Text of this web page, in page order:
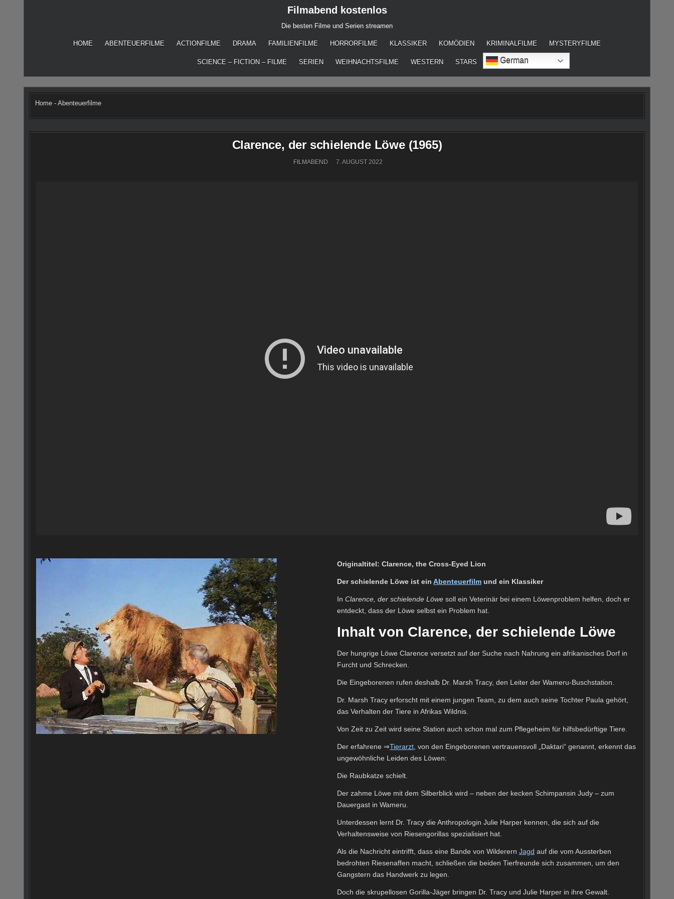
Filmabend kostenlos
Die besten Filme und Serien streamen
HOME ABENTEUERFILME ACTIONFILME DRAMA FAMILIENFILME HORRORFILME KLASSIKER KOMÖDIEN KRIMINALFILME MYSTERYFILME
SCIENCE – FICTION – FILME SERIEN WEIHNACHTSFILME WESTERN STARS German
Home - Abenteuerfilme
Clarence, der schielende Löwe (1965)
FILMABEND 7. AUGUST 2022
Originaltitel: Clarence, the Cross-Eyed Lion
Der schielende Löwe ist ein Abenteuerfilm und ein Klassiker
In Clarence, der schielende Löwe soll ein Veterinär bei einem Löwenproblem helfen, doch er
entdeckt, dass der Löwe selbst ein Problem hat.
Inhalt von Clarence, der schielende Löwe
Der hungrige Löwe Clarence versetzt auf der Suche nach Nahrung ein afrikanisches Dorf in
Furcht und Schrecken.
Die Eingeborenen rufen deshalb Dr. Marsh Tracy, den Leiter der Wameru-Buschstation.
Dr. Marsh Tracy erforscht mit einem jungen Team, zu dem auch seine Tochter Paula gehört,
das Verhalten der Tiere in Afrikas Wildnis.
Von Zeit zu Zeit wird seine Station auch schon mal zum Pflegeheim für hilfsbedürftige Tiere.
Der erfahrene ⇒Tierarzt , von den Eingeborenen vertrauensvoll „Daktari“ genannt, erkennt das
ungewöhnliche Leiden des Löwen:
Die Raubkatze schielt.
Der zahme Löwe mit dem Silberblick wird – neben der kecken Schimpansin Judy – zum
Dauergast in Wameru.
Unterdessen lernt Dr. Tracy die Anthropologin Julie Harper kennen, die sich auf die
Verhaltensweise von Riesengorillas spezialisiert hat.
Als die Nachricht eintrifft, dass eine Bande von Wilderern Jagd auf die vom Aussterben
bedrohten Riesenaffen macht, schließen die beiden Tierfreunde sich zusammen, um den
Gangstern das Handwerk zu legen.
Doch die skrupellosen Gorilla-Jäger bringen Dr. Tracy und Julie Harper in ihre Gewalt.